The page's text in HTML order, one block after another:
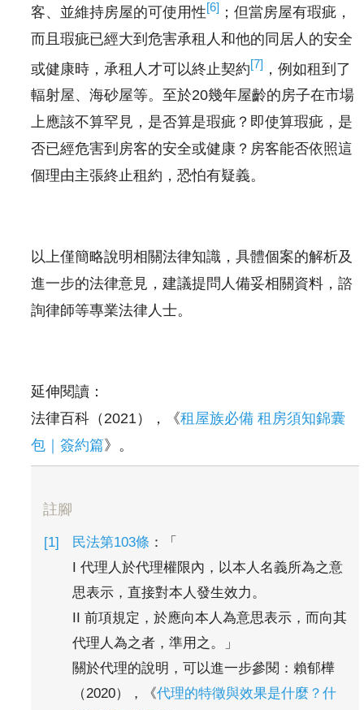
客、並維持房屋的可使用性[6] ；但當房屋有瑕疵，
而且瑕疵已經大到危害承租人和他的同居人的安全
或健康時，承租人才可以終止契約[7] ，例如租到了
輻射屋、海砂屋等。至於20幾年屋齡的房子在市場
上應該不算罕見，是否算是瑕疵？即使算瑕疵，是
否已經危害到房客的安全或健康？房客能否依照這
個理由主張終止租約，恐怕有疑義。
以上僅簡略說明相關法律知識，具體個案的解析及
進一步的法律意見，建議提問人備妥相關資料，諮
詢律師等專業法律人士。
延伸閱讀：
法律百科（2021），《租屋族必備 租房須知錦囊
包｜簽約篇》。
註腳
民法第103條 ：「
I 代理人於代理權限內，以本人名義所為之意
思表示，直接對本人發生效力。
II 前項規定，於應向本人為意思表示，而向其
代理人為之者，準用之。」
關於代理的說明，可以進一步參閱：賴郁樺
（2020），《代理的特徵與效果是什麼？什